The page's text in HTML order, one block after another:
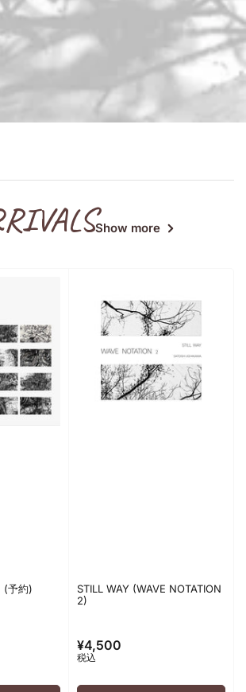
Show more
(予約)
STILL WAY (WAVE NOTATION
2)
通
常
価
¥4,500
税込